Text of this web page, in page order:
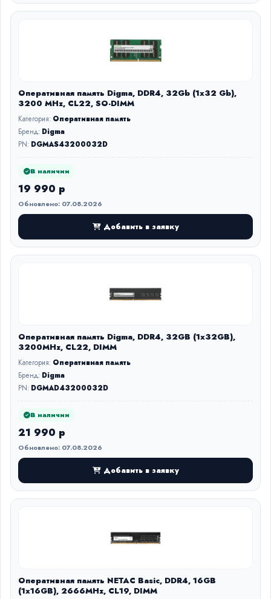
Оперативная память Digma, DDR4, 32Gb (1x32 Gb),
3200 MHz, CL22, SO-DIMM
Категория: Оперативная память
Бренд: Digma
PN: DGMAS43200032D
В наличии
19 990 р
Обновлено: 07.08.2026
Добавить в заявку
Оперативная память Digma, DDR4, 32GB (1x32GB),
3200MHz, CL22, DIMM
Категория: Оперативная память
Бренд: Digma
PN: DGMAD43200032D
В наличии
21 990 р
Обновлено: 07.08.2026
Добавить в заявку
Оперативная память NETAC Basic, DDR4, 16GB
(1x16GB), 2666MHz, CL19, DIMM